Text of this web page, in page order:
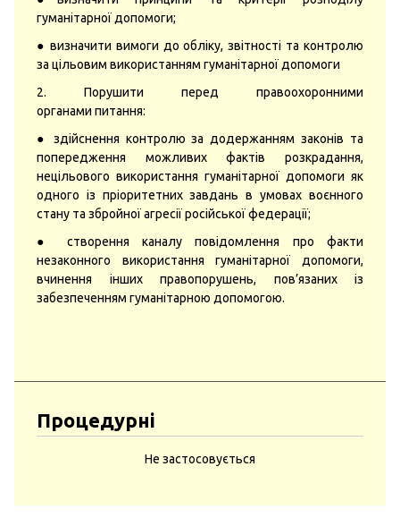
гуманітарної допомоги;
● визначити вимоги до обліку, звітності та контролю
за цільовим використанням гуманітарної допомоги
2. Порушити перед правоохоронними
органами питання:
● здійснення контролю за додержанням законів та
попередження можливих фактів розкрадання,
нецільового використання гуманітарної допомоги як
одного із пріоритетних завдань в умовах воєнного
стану та збройної агресії російської федерації;
● створення каналу повідомлення про факти
незаконного використання гуманітарної допомоги,
вчинення інших правопорушень, пов’язаних із
забезпеченням гуманітарною допомогою.
Процедурні
Не застосовується